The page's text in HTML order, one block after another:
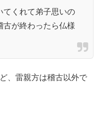
てくれて弟子思いの
古が終わったら仏様
、雷親方は稽古以外で